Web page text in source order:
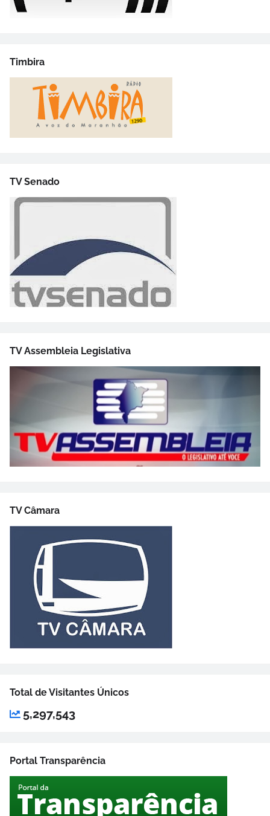
Timbira
TV Senado
TV Assembleia Legislativa
TV Câmara
Total de Visitantes Únicos
5,297,543
Portal Transparência